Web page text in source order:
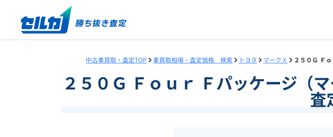
中古車買取・査定TOP 車買取相場・査定価格 検索 トヨタ マークＸ ２５０Ｇ Ｆ
２５０Ｇ Ｆｏｕｒ Ｆパッケージ（
査